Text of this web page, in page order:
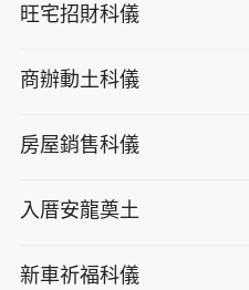
旺宅招財科儀
商辦動土科儀
房屋銷售科儀
入厝安龍奠土
新車祈福科儀